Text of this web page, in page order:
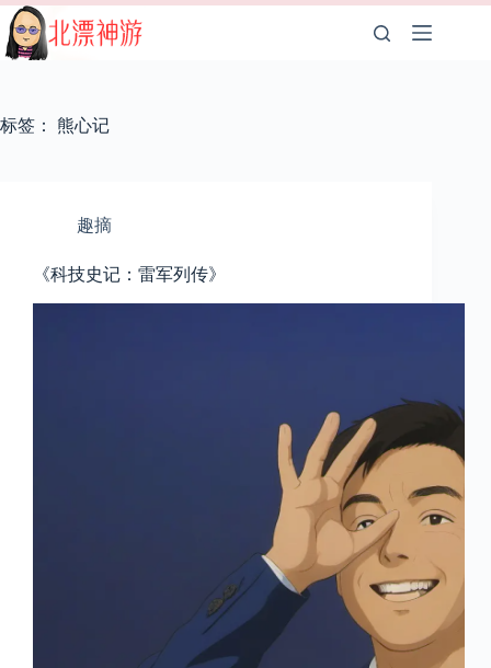
跳
至
内
标签： 熊心记
趣摘
《科技史记：雷军列传》